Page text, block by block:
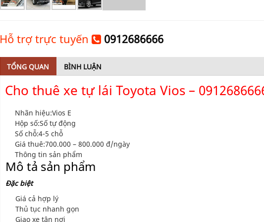
Hỗ trợ trực tuyến 0912686666
TỔNG QUAN BÌNH LUẬN
Cho thuê xe tự lái Toyota Vios –
Nhãn hiệu:Vios E
Hộp số:Số tự động
Số chỗ:4-5 chỗ
Giá thuê:700.000 – 800.000 đ/ngày
Thông tin sản phẩm
Mô tả sản phẩm
Đặc biệt
Giá cả hợp lý
Thủ tục nhanh gọn
Giao xe tận nơi